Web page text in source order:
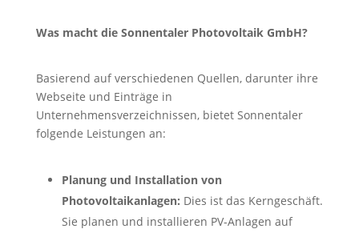
Was macht die Sonnentaler Photovoltaik GmbH?
Basierend auf verschiedenen Quellen, darunter ihre
Webseite und Einträge in
Unternehmensverzeichnissen, bietet Sonnentaler
folgende Leistungen an:
Planung und Installation von
Photovoltaikanlagen: Dies ist das Kerngeschäft.
Sie planen und installieren PV-Anlagen auf